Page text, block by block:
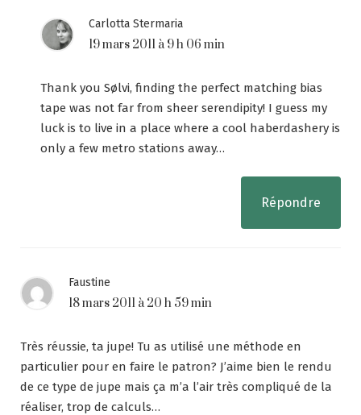
Carlotta Stermaria
19 mars 2011 à 9 h 06 min
Thank you Sølvi, finding the perfect matching bias
tape was not far from sheer serendipity! I guess my
luck is to live in a place where a cool haberdashery is
only a few metro stations away…
Répondre
Faustine
18 mars 2011 à 20 h 59 min
Très réussie, ta jupe! Tu as utilisé une méthode en
particulier pour en faire le patron? J’aime bien le rendu
de ce type de jupe mais ça m’a l’air très compliqué de la
réaliser, trop de calculs…